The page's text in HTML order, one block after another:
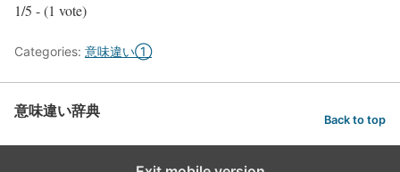
1/5 - (1 vote)
Categories: 意味違い①
意味違い辞典 Back to top